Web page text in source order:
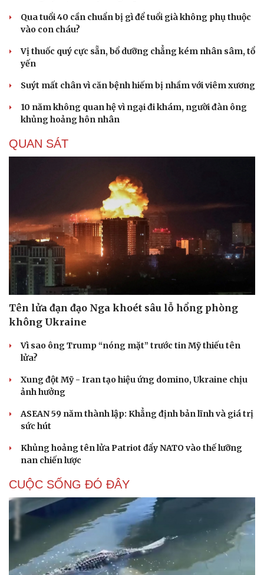
Văn hóa
Giải trí
Thời trang
Sao Việt
Qua tuổi 40 cần chuẩn bị gì để tuổi già không phụ thuộc
vào con cháu?
Vị thuốc quý cực sẵn, bổ dưỡng chẳng kém nhân sâm, tổ
yến
Suýt mất chân vì căn bệnh hiếm bị nhầm với viêm xương
10 năm không quan hệ vì ngại đi khám, người đàn ông
khủng hoảng hôn nhân
QUAN SÁT
Tên lửa đạn đạo Nga khoét sâu lỗ hổng phòng
không Ukraine
Vì sao ông Trump “nóng mặt” trước tin Mỹ thiếu tên
lửa?
Xung đột Mỹ - Iran tạo hiệu ứng domino, Ukraine chịu
ảnh hưởng
ASEAN 59 năm thành lập: Khẳng định bản lĩnh và giá trị
sức hút
Khủng hoảng tên lửa Patriot đẩy NATO vào thế lưỡng
nan chiến lược
CUỘC SỐNG ĐÓ ĐÂY